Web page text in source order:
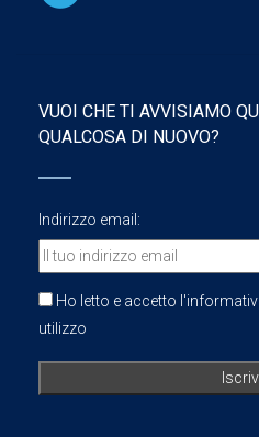
VUOI CHE TI AVVISIAMO
QUALCOSA DI NUOVO?
Indirizzo email:
Ho letto e accetto
utilizzo